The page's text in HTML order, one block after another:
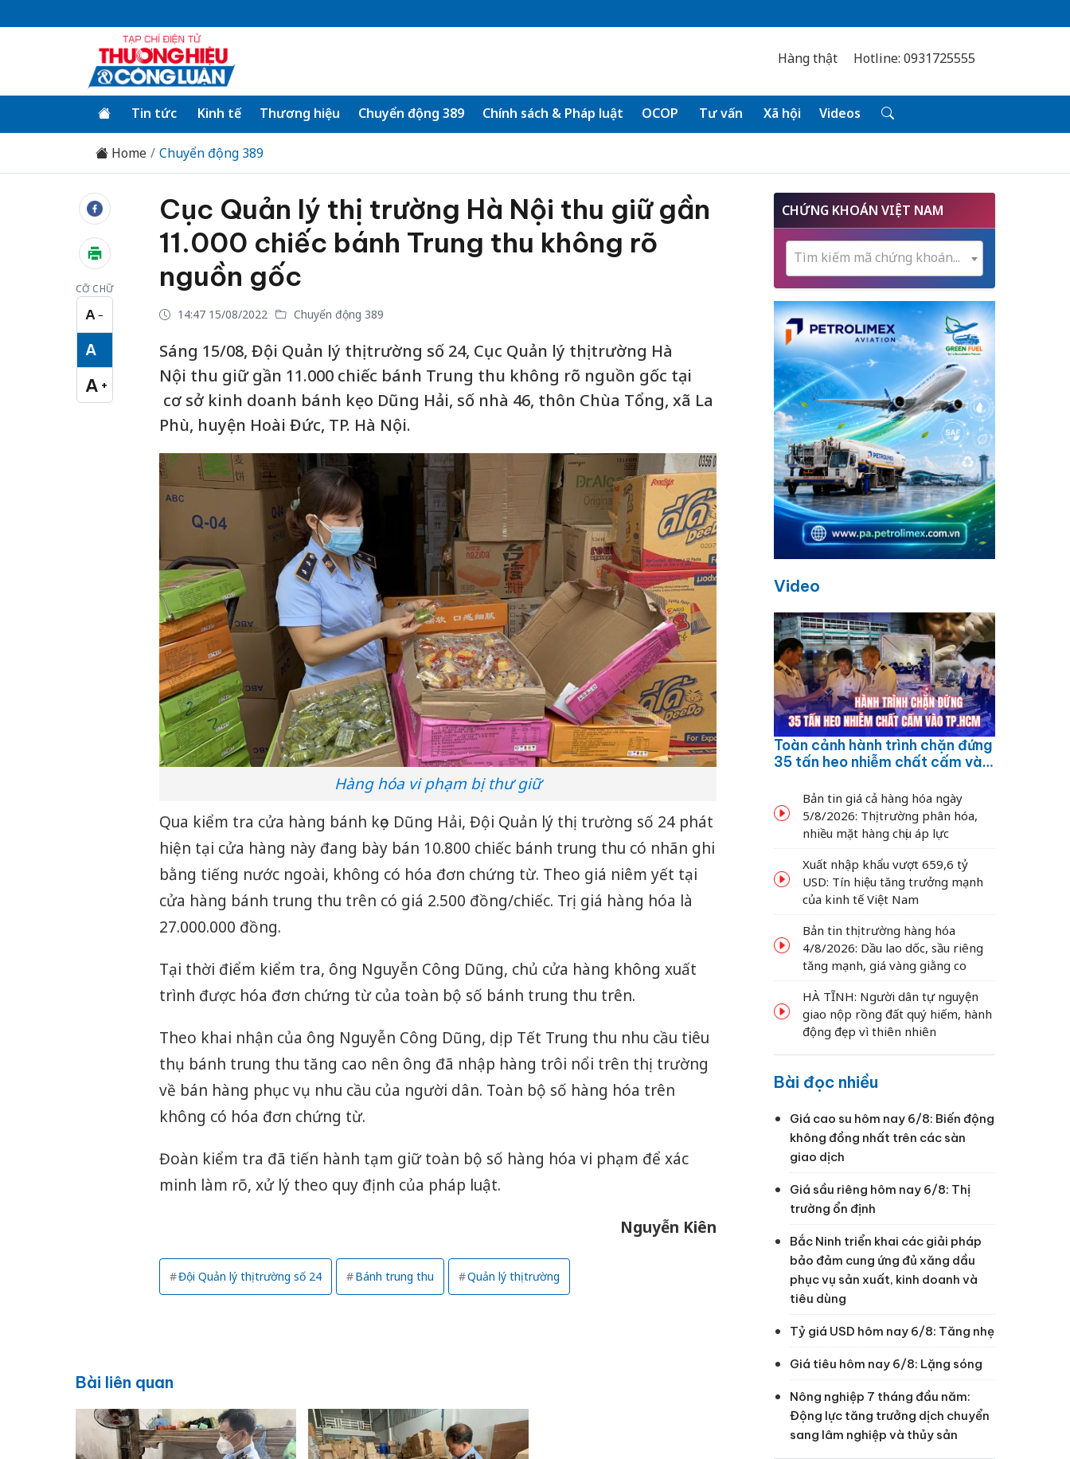
Hàng thật Hotline: 0931725555
Tin tức Kinh tế Thương hiệu Chuyển động 389 Chính sách & Pháp luật OCOP Tư vấn Xã hội Videos
Home Chuyển động 389
CỠ CHỮ
A −
Cỡ chữ nhỏ
A
Cỡ chữ vừa
A +
Cỡ chữ lớn
Cục Quản lý thị trường Hà Nội thu giữ gần
11.000 chiếc bánh Trung thu không rõ
nguồn gốc
14:47 15/08/2022 Chuyển động 389
Sáng 15/08, Đội Quản lý thị trường số 24, Cục Quản lý thị trường Hà
Nội thu giữ gần 11.000 chiếc bánh Trung thu không rõ nguồn gốc tại
cơ sở kinh doanh bánh kẹo Dũng Hải, số nhà 46, thôn Chùa Tổng, xã La
Phù, huyện Hoài Đức, TP. Hà Nội.
Hàng hóa vi phạm bị thư giữ
Qua kiểm tra cửa hàng bánh kẹo Dũng Hải, Đội Quản lý thị trường số 24 phát
hiện tại cửa hàng này đang bày bán 10.800 chiếc bánh trung thu có nhãn ghi
bằng tiếng nước ngoài, không có hóa đơn chứng từ. Theo giá niêm yết tại
cửa hàng bánh trung thu trên có giá 2.500 đồng/chiếc. Trị giá hàng hóa là
27.000.000 đồng.
Tại thời điểm kiểm tra, ông Nguyễn Công Dũng, chủ cửa hàng không xuất
trình được hóa đơn chứng từ của toàn bộ số bánh trung thu trên.
Theo khai nhận của ông Nguyễn Công Dũng, dịp Tết Trung thu nhu cầu tiêu
thụ bánh trung thu tăng cao nên ông đã nhập hàng trôi nổi trên thị trường
về bán hàng phục vụ nhu cầu của người dân. Toàn bộ số hàng hóa trên
không có hóa đơn chứng từ.
Đoàn kiểm tra đã tiến hành tạm giữ toàn bộ số hàng hóa vi phạm để xác
minh làm rõ, xử lý theo quy định của pháp luật.
Nguyễn Kiên
Đội Quản lý thị trường số 24 Bánh trung thu Quản lý thị trường
Bài liên quan
CHỨNG KHOÁN VIỆT NAM
Tìm kiếm mã chứng khoán...
Video
Toàn cảnh hành trình chặn đứng
35 tấn heo nhiễm chất cấm vào
Bản tin giá cả hàng hóa ngày
5/8/2026: Thị trường phân hóa,
nhiều mặt hàng chịu áp lực
Xuất nhập khẩu vượt 659,6 tỷ
USD: Tín hiệu tăng trưởng mạnh
của kinh tế Việt Nam
Bản tin thị trường hàng hóa
4/8/2026: Dầu lao dốc, sầu riêng
tăng mạnh, giá vàng giằng co
HÀ TĨNH: Người dân tự nguyện
giao nộp rồng đất quý hiếm, hành
động đẹp vì thiên nhiên
Bài đọc nhiều
Giá cao su hôm nay 6/8: Biến động
không đồng nhất trên các sàn
giao dịch
Giá sầu riêng hôm nay 6/8: Thị
trường ổn định
Bắc Ninh triển khai các giải pháp
bảo đảm cung ứng đủ xăng dầu
phục vụ sản xuất, kinh doanh và
tiêu dùng
Tỷ giá USD hôm nay 6/8: Tăng nhẹ
Giá tiêu hôm nay 6/8: Lặng sóng
Nông nghiệp 7 tháng đầu năm:
Động lực tăng trưởng dịch chuyển
sang lâm nghiệp và thủy sản